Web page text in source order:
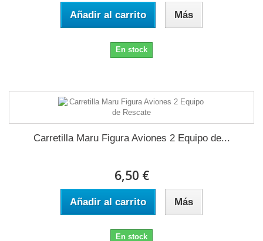
Añadir al carrito Más
En stock
Carretilla Maru Figura Aviones 2 Equipo de...
6,50 €
Añadir al carrito Más
En stock